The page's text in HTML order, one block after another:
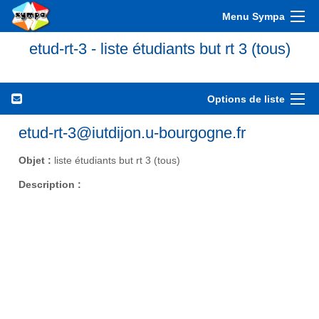
Menu Sympa
etud-rt-3 - liste étudiants but rt 3 (tous)
Options de liste
etud-rt-3@iutdijon.u-bourgogne.fr
Objet : liste étudiants but rt 3 (tous)
Description :